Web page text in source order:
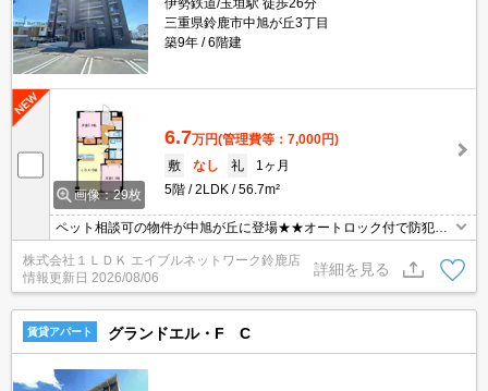
伊勢鉄道/玉垣駅 徒歩26分
三重県鈴鹿市中旭が丘3丁目
築9年
6階建
画像：29枚
6.7万円(管理費等：7,000円)
敷
なし 礼
1ヶ月
5階
2LDK 56.7m²
ペット相談可の物件が中旭が丘に登場★★オートロック付で防犯面
まで★
株式会社１ＬＤＫ エイブルネットワーク鈴鹿店
情報更新日 2026/08/06
詳細を見る
賃貸アパート グランドエル・F C